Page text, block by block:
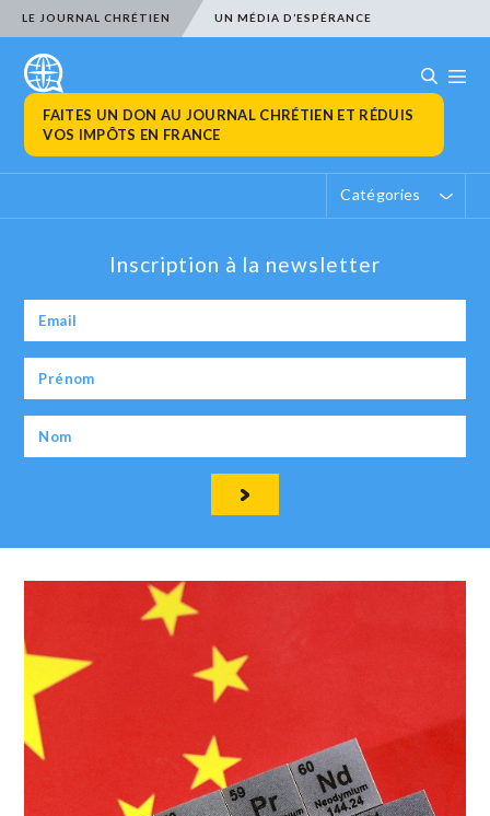
LE JOURNAL CHRÉTIEN UN MÉDIA D’ESPÉRANCE
FAITES UN DON AU JOURNAL CHRÉTIEN ET RÉDUIS
VOS IMPÔTS EN FRANCE
Catégories
Inscription à la newsletter